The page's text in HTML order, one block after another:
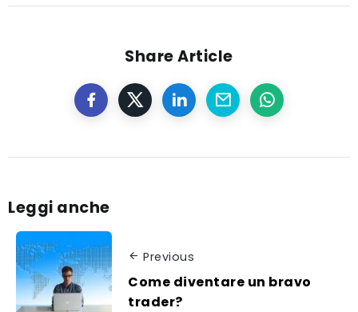
Come
il Forex
Share Article
Leggi anche
Previous
Come diventare un bravo
trader?